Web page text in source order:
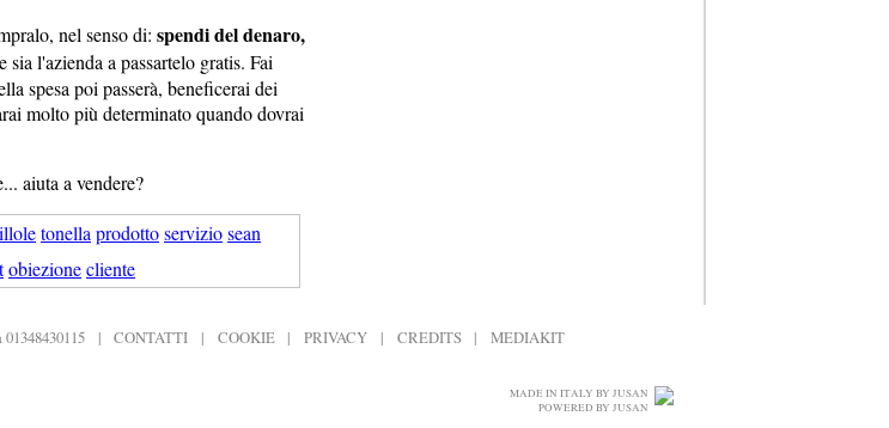
nel senso di: spendi del denaro,
sia l'azienda a passartelo gratis. Fai
spesa poi passerà, beneficerai dei
molto più determinato quando dovrai
aiuta a vendere?
tonella prodottoserviziosean
obiezionecliente
|CONTATTI | COOKIE|PRIVACY | CREDITS| MEDIAKIT
MADE IN ITALY BY JUSAN
POWERED BY JUSAN